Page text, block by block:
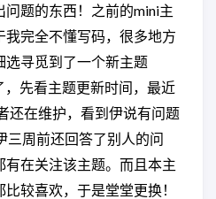
题的东西！之前的mini主
完全不懂写码，很多地方
选寻觅到了一个新主题
，先看主题更新时间，最近
还在维护，看到伊说有问题
三周前还回答了别人的问
在关注该主题。而且本主
较喜欢，于是堂堂更换！